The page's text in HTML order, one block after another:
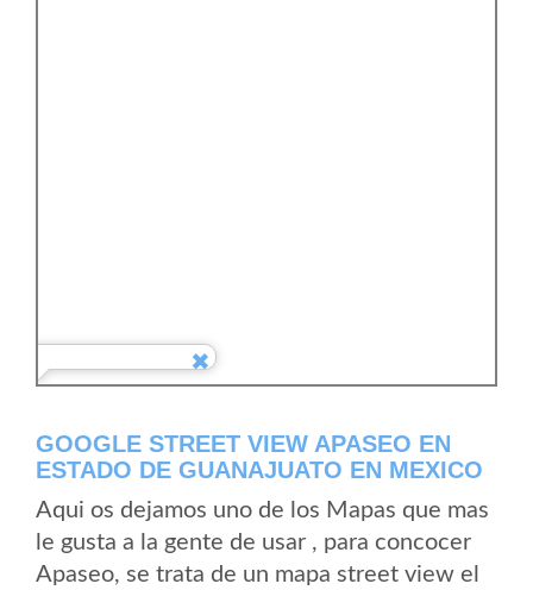
GOOGLE STREET VIEW APASEO EN
ESTADO DE GUANAJUATO EN MEXICO
Aqui os dejamos uno de los Mapas que mas
le gusta a la gente de usar , para concocer
Apaseo, se trata de un mapa street view el